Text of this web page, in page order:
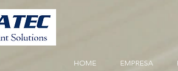
HOME EMPRESA